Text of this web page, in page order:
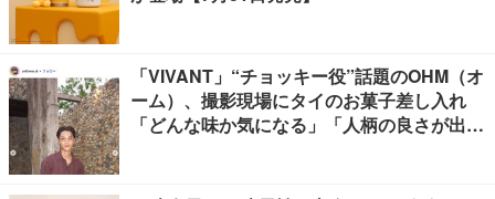
「VIVANT」“チョッキー役”話題のOHM（オ
ーム）、撮影現場にタイのお菓子差し入れ
「どんな味か気になる」「人柄の良さが出て